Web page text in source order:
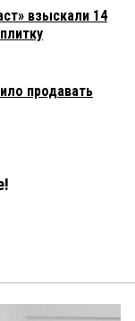
взыскали 14
продавать